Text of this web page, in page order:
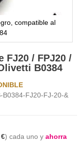
compatible al
FJ20 / FPJ20 /
B0384
B0384-FJ20-FJ-20-&
cada uno y ahorra